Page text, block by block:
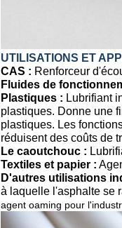
UTILISATIONS ET
CAS : Renforceur
Fluides de
Plastiques : Lubrifiant
plastiques. Donne une
plastiques. Les
réduisent des coûts de
Le caoutchouc :
Textiles et papier :
D'autres utilisations
à laquelle l'asphalte se
agent oaming pour